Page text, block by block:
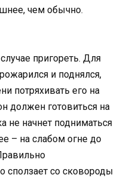
чем обычно.
пригореть. Для
и поднялся,
потряхивать его на
должен готовиться на
не начнет подниматься
– на слабом огне до
сползает со сковороды